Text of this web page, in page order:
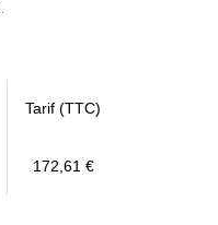
Tarif (TTC)
172,61 €